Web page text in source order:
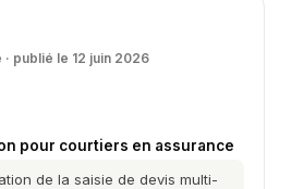
· publié le 12 juin 2026
pour courtiers en assurance
de la saisie de devis multi-